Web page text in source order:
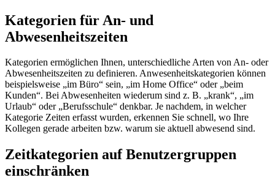
Kategorien für An- und
Abwesenheitszeiten
Kategorien ermöglichen Ihnen, unterschiedliche Arten von An- oder
Abwesenheitszeiten zu definieren. Anwesenheitskategorien können
beispielsweise „im Büro“ sein, „im Home Office“ oder „beim
Kunden“. Bei Abwesenheiten wiederum sind z. B. „krank“, „im
Urlaub“ oder „Berufsschule“ denkbar. Je nachdem, in welcher
Kategorie Zeiten erfasst wurden, erkennen Sie schnell, wo Ihre
Kollegen gerade arbeiten bzw. warum sie aktuell abwesend sind.
Zeitkategorien auf Benutzergruppen
einschränken